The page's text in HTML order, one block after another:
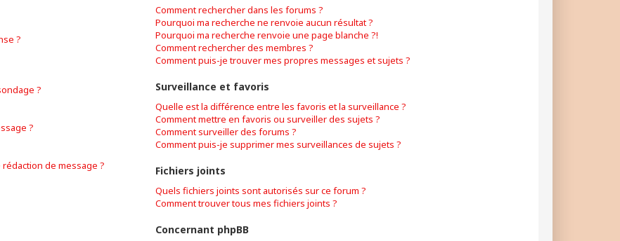
?
?
?
de message ?
Comment rechercher dans les forums ?
Pourquoi ma recherche ne renvoie aucun résultat ?
Pourquoi ma recherche renvoie une page blanche ?!
Comment rechercher des membres ?
Comment puis-je trouver mes propres messages et sujets ?
Surveillance et favoris
Quelle est la différence entre les favoris et la surveillance ?
Comment mettre en favoris ou surveiller des sujets ?
Comment surveiller des forums ?
Comment puis-je supprimer mes surveillances de sujets ?
Fichiers joints
Quels fichiers joints sont autorisés sur ce forum ?
Comment trouver tous mes fichiers joints ?
Concernant phpBB